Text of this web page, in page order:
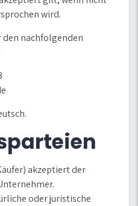
wird.
den nachfolgenden
akzeptiert der
oder juristische